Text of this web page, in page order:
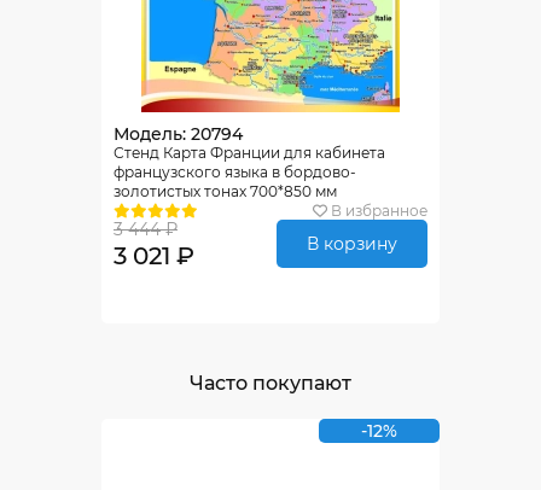
Модель: 20794
Стенд Карта Франции для кабинета
французского языка в бордово-
золотистых тонах 700*850 мм
В избранное
3 444 ₽
3 021 ₽ В корзину
Часто покупают
-12%